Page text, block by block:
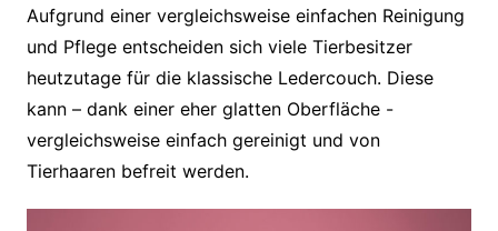
Aufgrund einer vergleichsweise einfachen Reinigung
und Pflege entscheiden sich viele Tierbesitzer
heutzutage für die klassische Ledercouch. Diese
kann – dank einer eher glatten Oberfläche -
vergleichsweise einfach gereinigt und von
Tierhaaren befreit werden.